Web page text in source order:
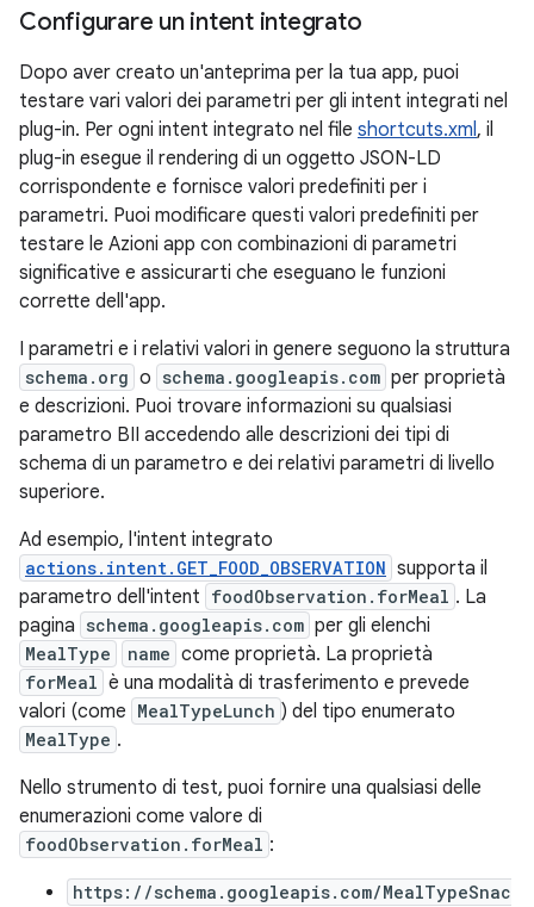
Configurare un intent integrato
Dopo aver creato un'anteprima per la tua app, puoi
testare vari valori dei parametri per gli intent integrati nel
plug-in. Per ogni intent integrato nel file shortcuts.xml , il
plug-in esegue il rendering di un oggetto JSON-LD
corrispondente e fornisce valori predefiniti per i
parametri. Puoi modificare questi valori predefiniti per
testare le Azioni app con combinazioni di parametri
significative e assicurarti che eseguano le funzioni
corrette dell'app.
I parametri e i relativi valori in genere seguono la struttura
schema.org o schema.googleapis.com per proprietà
e descrizioni. Puoi trovare informazioni su qualsiasi
parametro BII accedendo alle descrizioni dei tipi di
schema di un parametro e dei relativi parametri di livello
superiore.
Ad esempio, l'intent integrato
actions.intent.GET_FOOD_OBSERVATION supporta il
parametro dell'intent foodObservation.forMeal . La
pagina schema.googleapis.com per gli elenchi
MealType name come proprietà. La proprietà
forMeal è una modalità di trasferimento e prevede
valori (come MealTypeLunch ) del tipo enumerato
MealType .
Nello strumento di test, puoi fornire una qualsiasi delle
enumerazioni come valore di
foodObservation.forMeal :
https://schema.googleapis.com/MealTypeSnac